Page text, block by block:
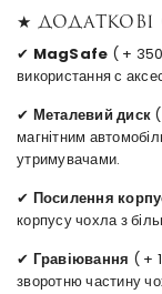
★ Додаткові
✔ MagSafe ( +
використання с
✔ Металевий диск
магнітним
утримувачами.
✔ Посилення
корпусу чохла з
✔ Гравіювання ( +
зворотню частину